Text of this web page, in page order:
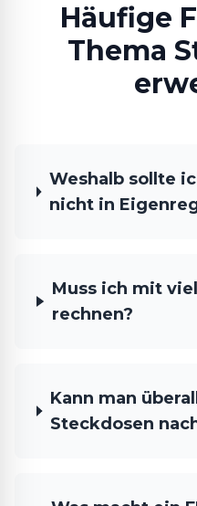
Häufige
Thema
Weshalb sollte
nicht in
Muss ich mit
rechnen?
Kann man
Steckdosen